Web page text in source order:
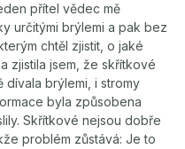
přítel vědec mě
určitými brýlemi a pak bez
chtěl zjistit, o jaké
zjistila jsem, že skřítkové
dívala brýlemi, i stromy
byla způsobena
Skřítkové nejsou dobře
problém zůstává: Je to